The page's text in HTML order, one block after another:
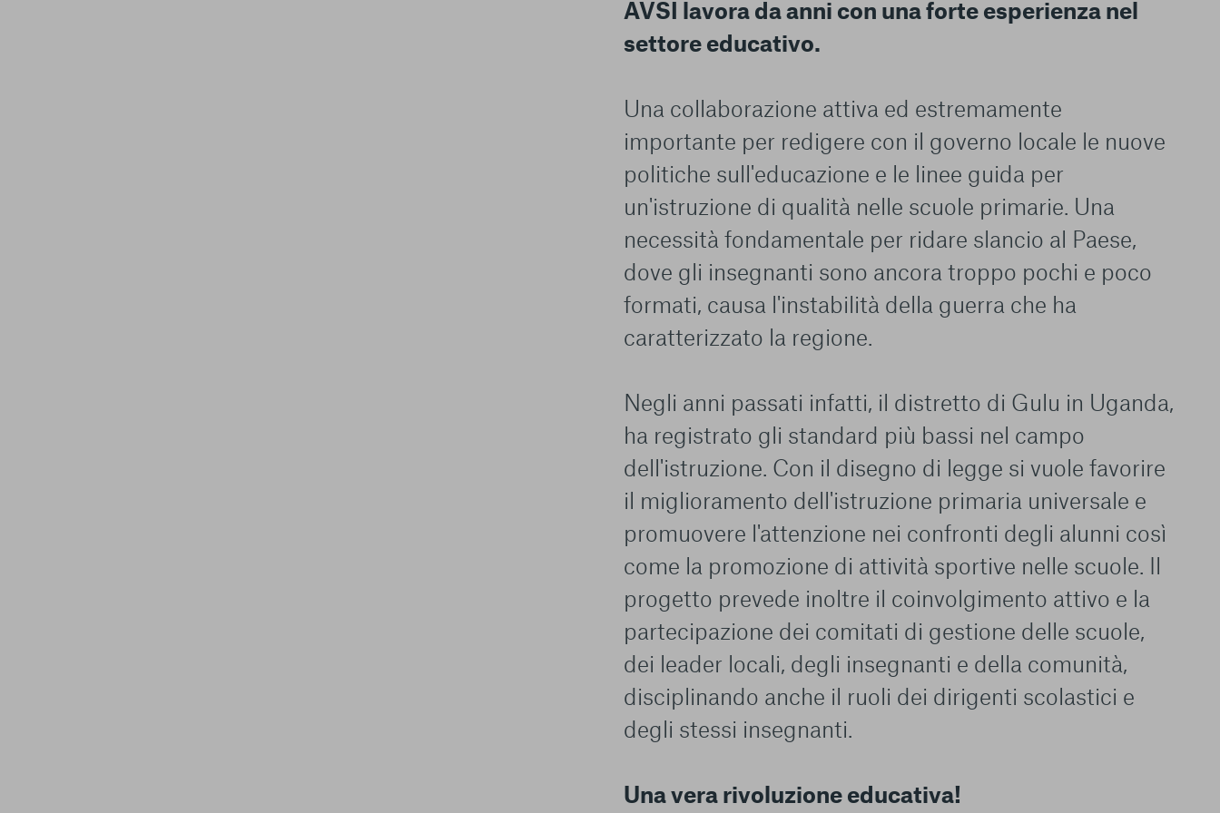
AVSI lavora da anni con una forte esperienza nel
settore educativo.
Una collaborazione attiva ed estremamente
importante per redigere con il governo locale le nuove
politiche sull'educazione e le linee guida per
un'istruzione di qualità nelle scuole primarie. Una
necessità fondamentale per ridare slancio al Paese,
dove gli insegnanti sono ancora troppo pochi e poco
formati, causa l'instabilità della guerra che ha
caratterizzato la regione.
Negli anni passati infatti, il distretto di Gulu in Uganda,
ha registrato gli standard più bassi nel campo
dell'istruzione. Con il disegno di legge si vuole favorire
il miglioramento dell'istruzione primaria universale e
promuovere l'attenzione nei confronti degli alunni così
come la promozione di attività sportive nelle scuole. Il
progetto prevede inoltre il coinvolgimento attivo e la
partecipazione dei comitati di gestione delle scuole,
dei leader locali, degli insegnanti e della comunità,
disciplinando anche il ruoli dei dirigenti scolastici e
degli stessi insegnanti.
Una vera rivoluzione educativa!